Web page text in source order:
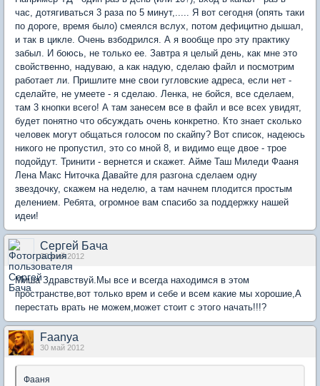
час, дотягиваться 3 раза по 5 минут,..... Я вот сегодня (опять таки
по дороге, время было) смеялся вслух, потом дефицитно дышал,
и так в цикле. Очень взбодрился. А я вообще про эту практику
забыл. И боюсь, не только ее. Завтра я целый день, как мне это
свойственно, надуваю, а как надую, сделаю файл и посмотрим
работает ли. Пришлите мне свои гугловские адреса, если нет -
сделайте, не умеете - я сделаю. Ленка, не бойся, все сделаем,
там 3 кнопки всего! А там занесем все в файл и все всех увидят,
будет понятно что обсуждать очень конкретно. Кто знает сколько
человек могут общаться голосом по скайпу? Вот список, надеюсь
никого не пропустил, это со мной 8, и видимо еще двое - трое
подойдут. Тринити - вернется и скажет. Айме Таш Миледи Фааня
Лена Макс Ниточка Давайте для разгона сделаем одну
звездочку, скажем на неделю, а там начнем плодится простым
делением. Ребята, огромное вам спасибо за поддержку нашей
идеи!
Сергей Бача
30 май 2012
Миша Здравствуй.Мы все и всегда находимся в этом
пространстве,вот только врем и себе и всем какие мы хорошие,А
перестать врать не можем,может стоит с этого начать!!!?
Faanya
30 май 2012
Фааня